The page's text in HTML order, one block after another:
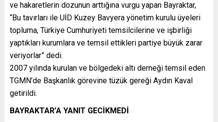
ve hakaretlerin dozunun arttığına vurgu yapan Bayraktar,
“Bu tavırları ile UİD Kuzey Bavyera yönetim kurulu üyeleri
topluma, Türkiye Cumhuriyeti temsilcilerine ve işbirliği
yaptıkları kurumlara ve temsil ettikleri partiye büyük zarar
veriyorlar” dedi.
2007 yılında kurulan ve bölgedeki altı derneği temsil eden
TGMN’de Başkanlık görevine tüzük gereği Aydın Kaval
getirildi.
BAYRAKTAR’A YANIT GECİKMEDİ